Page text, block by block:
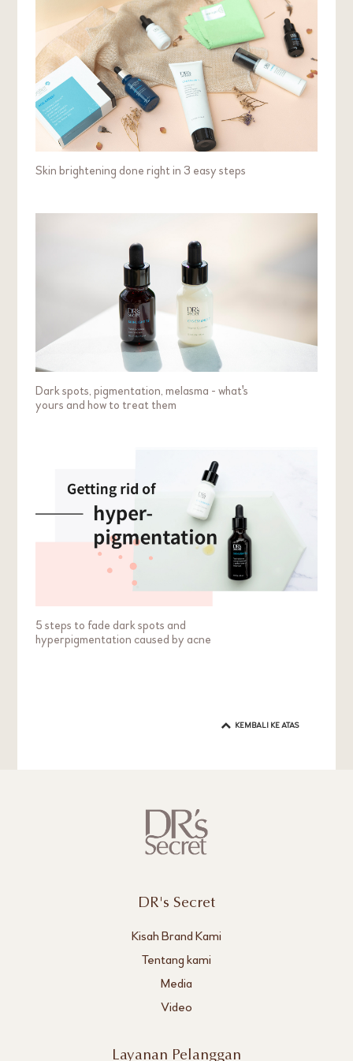
Skin brightening done right in 3 easy steps
Dark spots, pigmentation, melasma - what's
yours and how to treat them
5 steps to fade dark spots and
hyperpigmentation caused by acne
KEMBALI KE ATAS
DR's Secret
Kisah Brand Kami
Tentang kami
Media
Video
Layanan Pelanggan